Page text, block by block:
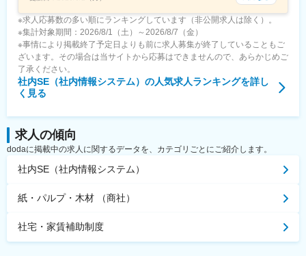
※求人応募数の多い順にランキングしています（非公開求人は除く）。
※集計対象期間：2026/8/1（土）～2026/8/7（金）
※事情により掲載終了予定日よりも前に求人募集が終了していることもご
ざいます。その場合は当サイトから応募はできませんので、あらかじめご
了承ください。
社内SE（社内情報システム） の人気求人ランキングを詳し
く見る
求人の傾向
dodaに掲載中の求人に関するデータを、カテゴリごとにご紹介します。
社内SE（社内情報システム）
紙・パルプ・木材 （商社）
社宅・家賃補助制度